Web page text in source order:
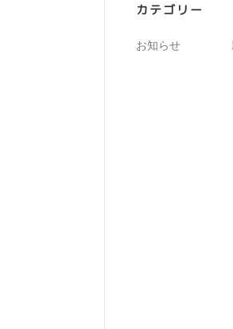
カテゴリー
お知らせ